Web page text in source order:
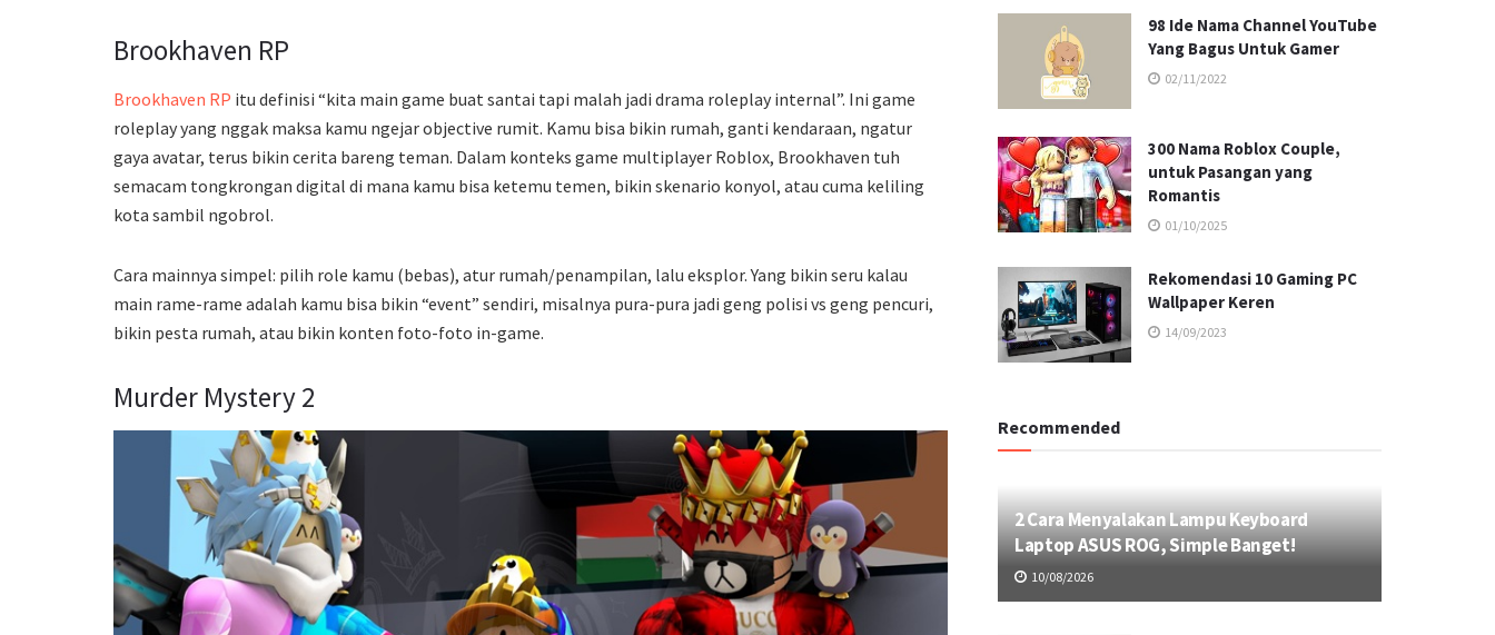
Brookhaven RP
Brookhaven RP itu definisi “kita main game buat santai tapi malah jadi drama roleplay internal”. Ini game
roleplay yang nggak maksa kamu ngejar objective rumit. Kamu bisa bikin rumah, ganti kendaraan, ngatur
gaya avatar, terus bikin cerita bareng teman. Dalam konteks game multiplayer Roblox, Brookhaven tuh
semacam tongkrongan digital di mana kamu bisa ketemu temen, bikin skenario konyol, atau cuma keliling
kota sambil ngobrol.
Cara mainnya simpel: pilih role kamu (bebas), atur rumah/penampilan, lalu eksplor. Yang bikin seru kalau
main rame-rame adalah kamu bisa bikin “event” sendiri, misalnya pura-pura jadi geng polisi vs geng pencuri,
bikin pesta rumah, atau bikin konten foto-foto in-game.
Murder Mystery 2
98 Ide Nama Channel YouTube
Yang Bagus Untuk Gamer
02/11/2022
300 Nama Roblox Couple,
untuk Pasangan yang
Romantis
01/10/2025
Rekomendasi 10 Gaming PC
Wallpaper Keren
14/09/2023
Recommended
2 Cara Menyalakan Lampu Keyboard
Laptop ASUS ROG, Simple Banget!
10/08/2026